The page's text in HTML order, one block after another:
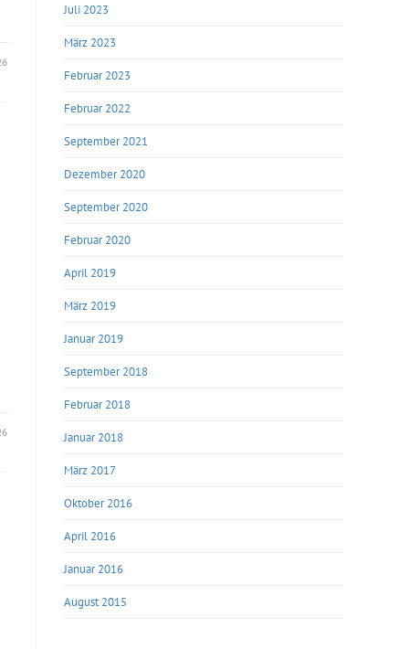
Juli 2023
März 2023
Februar 2023
Februar 2022
September 2021
Dezember 2020
September 2020
Februar 2020
April 2019
März 2019
Januar 2019
September 2018
Februar 2018
Januar 2018
März 2017
Oktober 2016
April 2016
Januar 2016
August 2015